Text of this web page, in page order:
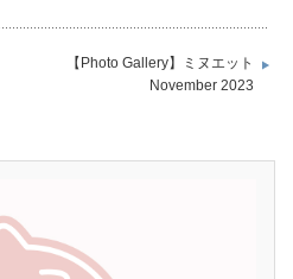
【Photo Gallery】ミヌエット
November 2023